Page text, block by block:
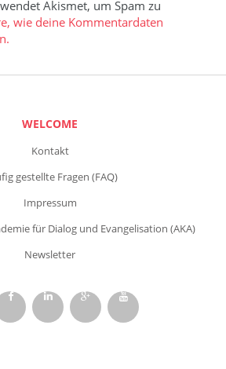
Akismet, um Spam zu
wie deine Kommentardaten
WELCOME
Kontakt
gestellte Fragen (FAQ)
Impressum
für Dialog und Evangelisation (AKA)
Newsletter